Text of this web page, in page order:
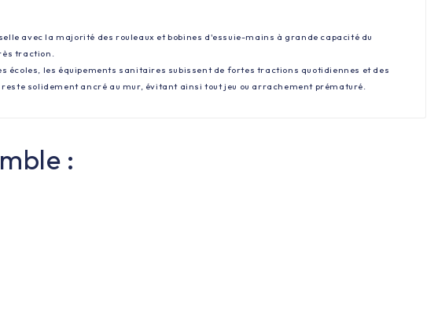
avec la majorité des rouleaux et bobines d'essuie-mains à grande capacité du
traction.
écoles, les équipements sanitaires subissent de fortes tractions quotidiennes et des
solidement ancré au mur, évitant ainsi tout jeu ou arrachement prématuré.
: